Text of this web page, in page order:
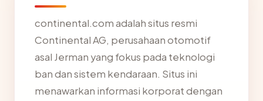
continental.com adalah situs resmi
Continental AG, perusahaan otomotif
asal Jerman yang fokus pada teknologi
ban dan sistem kendaraan. Situs ini
menawarkan informasi korporat dengan